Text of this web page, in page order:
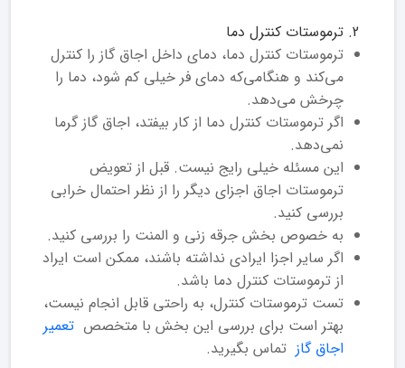
ترموستات کنترل دما
ترموستات کنترل دما، دمای داخل اجاق گاز را کنترل
می‌کند و هنگامی‌که دمای فر خیلی کم شود، دما را
چرخش می‌دهد.
اگر ترموستات کنترل دما از کار بیفتد، اجاق گاز گرما
نمی‌دهد.
این مسئله خیلی رایج نیست. قبل از تعویض
ترموستات اجاق اجزای دیگر را از نظر احتمال خرابی
بررسی کنید.
به خصوص بخش جرقه زنی و المنت را بررسی کنید.
اگر سایر اجزا ایرادی نداشته باشند، ممکن است ایراد
از ترموستات کنترل دما باشد.
تست ترموستات کنترل، به راحتی قابل انجام نیست،
بهتر است برای بررسی این بخش با متخصص تعمیر
اجاق گاز تماس بگیرید.